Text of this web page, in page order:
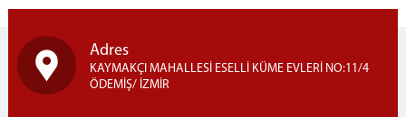
TELEFONLA GÖRÜŞTÜRME BİRİMİ
AÇIK BÖLÜMÜ
Adres
KAYMAKÇI MAHALLESİ ESELLİ KÜME EVLERİ NO:11/4
ÖDEMİŞ/ İZMİR